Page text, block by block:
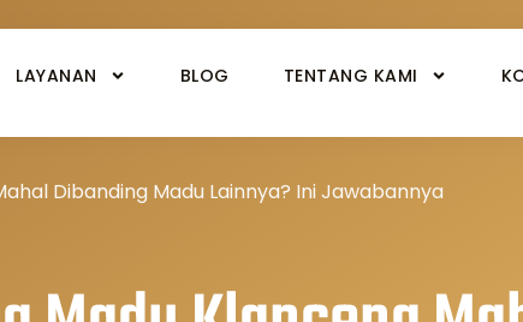
LAYANAN BLOG TENTANG KAMI
Dibanding Madu Lainnya? Ini Jawabannya